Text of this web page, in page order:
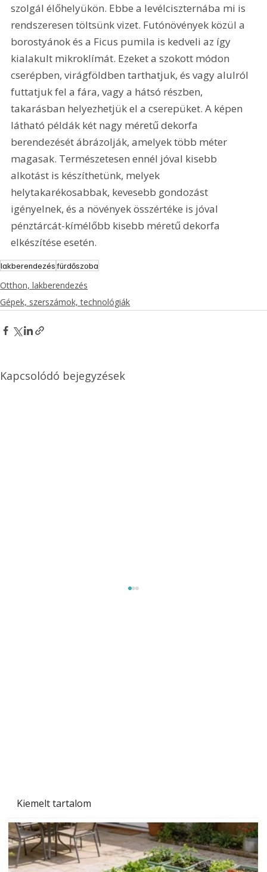
Kiemelt tartalom
szolgál élőhelyükön. Ebbe a levélciszternába mi is
rendszeresen töltsünk vizet. Futónövények közül a
borostyánok és a Ficus pumila is kedveli az így
kialakult mikroklímát. Ezeket a szokott módon
cserépben, virágföldben tarthatjuk, és vagy alulról
futtatjuk fel a fára, vagy a hátsó részben,
takarásban helyezhetjük el a cserepüket. A képen
látható példák két nagy méretű dekorfa
berendezését ábrázolják, amelyek több méter
magasak. Természetesen ennél jóval kisebb
alkotást is készíthetünk, melyek
helytakarékosabbak, kevesebb gondozást
igényelnek, és a növények összértéke is jóval
pénztárcát-kímélőbb kisebb méretű dekorfa
elkészítése esetén.
lakberendezésfürdőszoba
Otthon, lakberendezés
Gépek, szerszámok, technológiák
Kapcsolódó bejegyzések